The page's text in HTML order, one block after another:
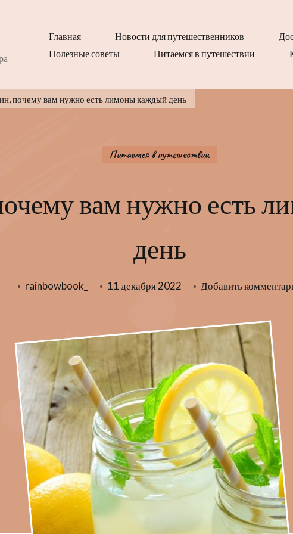
Главная Новости для путешественников
Полезные советы
Питаемся в путешествии
почему вам нужно есть лимоны каждый день
Питаемся в путешествии
вам нужно есть
день
rainbowbook_ 11 декабря 2022 Добавить